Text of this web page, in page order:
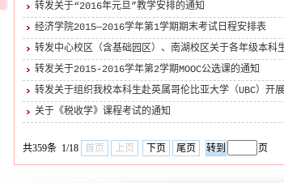
转发关于“2016年元旦”教学安排的通知
经济学院2015—2016学年第1学期期末考试日程安排表
转发中心校区（含基础园区）、南湖校区关于各年级本
转发关于2015-2016学年第2学期MOOC公选课的通知
转发关于组织我校本科生赴英属哥伦比亚大学（UBC）开
关于《税收学》课程考试的通知
共359条 1/18 首页 上页 下页 尾页 页